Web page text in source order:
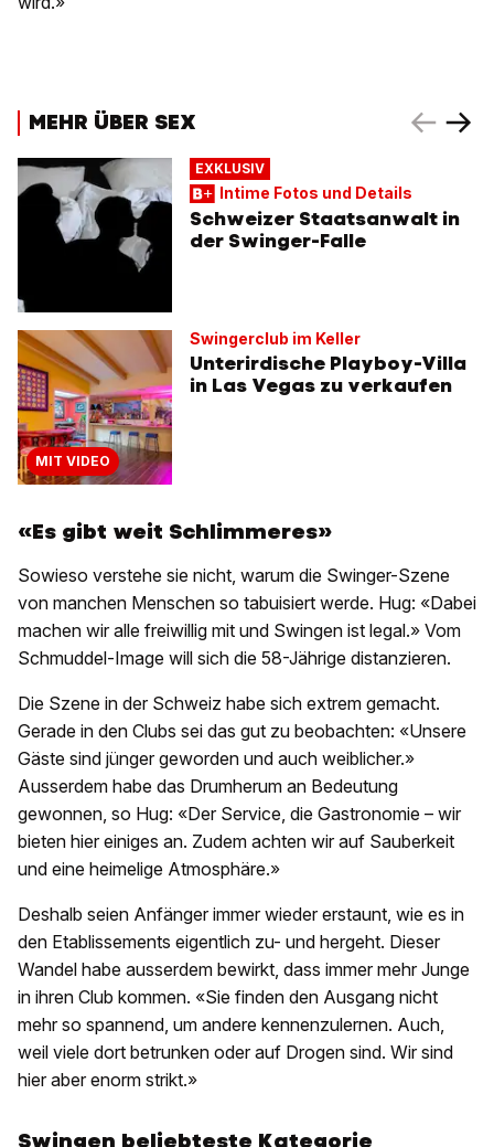
MEHR ÜBER SEX
EXKLUSIV
Intime Fotos und Details
Schweizer Staatsanwalt in
der Swinger-Falle
MIT VIDEO
Swingerclub im Keller
Unterirdische Playboy-Villa
in Las Vegas zu verkaufen
«Es gibt weit Schlimmeres»
Sowieso verstehe sie nicht, warum die Swinger-Szene
von manchen Menschen so tabuisiert werde. Hug: «Dabei
machen wir alle freiwillig mit und Swingen ist legal.» Vom
Schmuddel-Image will sich die 58-Jährige distanzieren.
Die Szene in der Schweiz habe sich extrem gemacht.
Gerade in den Clubs sei das gut zu beobachten: «Unsere
Gäste sind jünger geworden und auch weiblicher.»
Ausserdem habe das Drumherum an Bedeutung
gewonnen, so Hug: «Der Service, die Gastronomie – wir
bieten hier einiges an. Zudem achten wir auf Sauberkeit
und eine heimelige Atmosphäre.»
Deshalb seien Anfänger immer wieder erstaunt, wie es in
den Etablissements eigentlich zu- und hergeht. Dieser
Wandel habe ausserdem bewirkt, dass immer mehr Junge
in ihren Club kommen. «Sie finden den Ausgang nicht
mehr so spannend, um andere kennenzulernen. Auch,
weil viele dort betrunken oder auf Drogen sind. Wir sind
hier aber enorm strikt.»
Swingen beliebteste Kategorie